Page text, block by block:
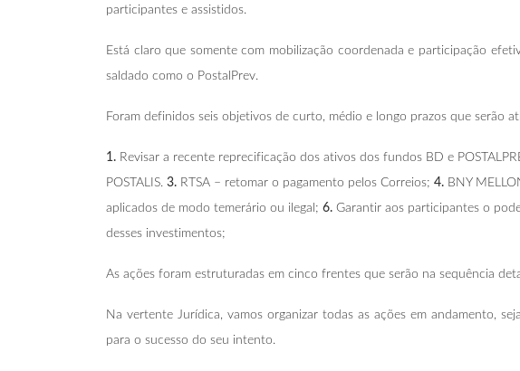
participantes e assistidos.
Está claro que somente com mobilização coordenada e participação
saldado como o PostalPrev.
Foram definidos seis objetivos de curto, médio e longo prazos que serão
1. Revisar a recente reprecificação dos ativos dos fundos BD e
POSTALIS. 3. RTSA – retomar o pagamento pelos Correios; 4. BNY
aplicados de modo temerário ou ilegal; 6. Garantir aos participantes o
desses investimentos;
As ações foram estruturadas em cinco frentes que serão na sequência
Na vertente Jurídica, vamos organizar todas as ações em andamento,
para o sucesso do seu intento.